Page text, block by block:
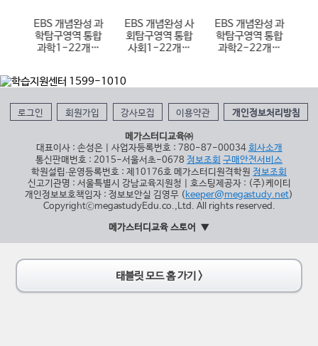
EBS 개념완성 과
학탐구영역 통합
과학1-22개정
EBS 개념완성 사
회탐구영역 통합
사회1-22개정
EBS 개념완성 과
학탐구영역 통합
과학2-22개정
로그인 회원가입 강사모집 이용약관 개인정보처리방침
메가스터디교육㈜
대표이사 : 손성은 | 사업자등록번호 : 780-87-00034 회사소개
통신판매번호 : 2015-서울서초-0678 정보조회 구매안전서비스
학원설립∙운영등록번호 : 제10176호 메가스터디원격학원 정보조회
신고기관명 : 서울특별시 강남교육지원청 | 호스팅제공자 : (주)케이티
개인정보보호책임자 : 정보보안실 김영무 (keeper@megastudy.net)
CopyrightⓒmegastudyEdu.co.,Ltd. All rights reserved.
메가스터디교육 스토어
태블릿 모드 홈 가기 >